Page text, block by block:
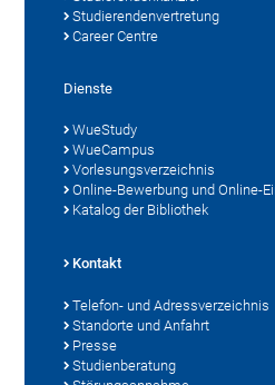
Studierendenvertretung
Career Centre
Dienste
WueStudy
WueCampus
Vorlesungsverzeichnis
Online-Bewerbung und Online-
Katalog der Bibliothek
Kontakt
Telefon- und Adressverzeichnis
Standorte und Anfahrt
Presse
Studienberatung